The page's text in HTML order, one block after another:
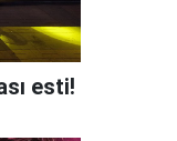
esti!